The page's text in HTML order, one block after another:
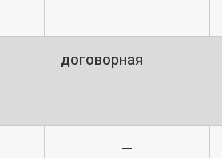
договорная
—